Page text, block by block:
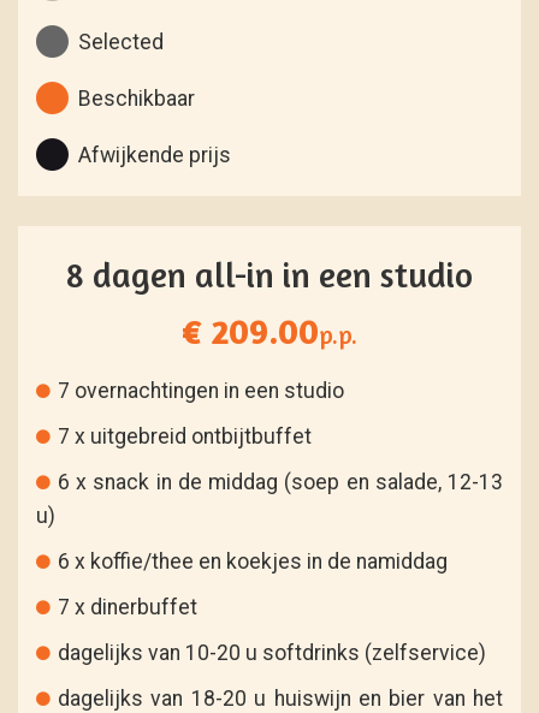
Selected
Beschikbaar
Afwijkende prijs
8 dagen all-in in een studio
€ 209.00p.p.
7 overnachtingen in een studio
7 x uitgebreid ontbijtbuffet
6 x snack in de middag (soep en salade, 12-13
u)
6 x koffie/thee en koekjes in de namiddag
7 x dinerbuffet
dagelijks van 10-20 u softdrinks (zelfservice)
dagelijks van 18-20 u huiswijn en bier van het